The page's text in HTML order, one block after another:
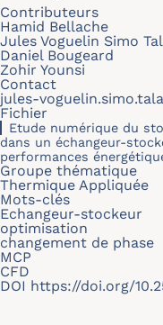
Contributeurs
Hamid Bellache
Jules Voguelin Simo
Daniel Bougeard
Zohir Younsi
Contact
jules-
Fichier
Etude numérique du
dans un échangeur-
performances
Groupe thématique
Thermique Appliquée
Mots-clés
Echangeur-stockeur
optimisation
changement de phase
MCP
CFD
DOI https://doi.org/